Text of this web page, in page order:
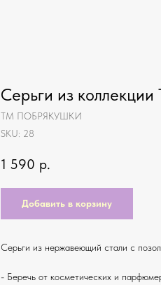
Серьги из
ТМ ПОБРЯКУШКИ
SKU: 28
1 590 р.
Добавить в корзину
Серьги из нержавеющий стали с
- Беречь от косметических и